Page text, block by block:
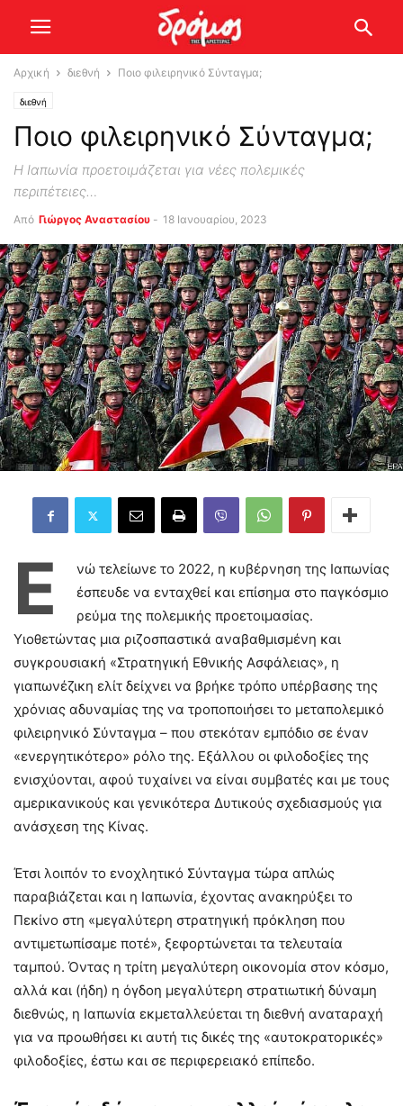
Αρχική διεθνή Ποιο φιλειρηνικό Σύνταγμα;
διεθνή
Ποιο φιλειρηνικό Σύνταγμα;
Η Ιαπωνία προετοιμάζεται για νέες πολεμικές
περιπέτειες…
Από Γιώργος Αναστασίου - 18 Ιανουαρίου, 2023
Ε
νώ τελείωνε το 2022, η κυβέρνηση της Ιαπωνίας
έσπευδε να ενταχθεί και επίσημα στο παγκόσμιο
ρεύμα της πολεμικής προετοιμασίας.
Υιοθετώντας μια ριζοσπαστικά αναβαθμισμένη και
συγκρουσιακή «Στρατηγική Εθνικής Ασφάλειας», η
γιαπωνέζικη ελίτ δείχνει να βρήκε τρόπο υπέρβασης της
χρόνιας αδυναμίας της να τροποποιήσει το μεταπολεμικό
φιλειρηνικό Σύνταγμα – που στεκόταν εμπόδιο σε έναν
«ενεργητικότερο» ρόλο της. Εξάλλου οι φιλοδοξίες της
ενισχύονται, αφού τυχαίνει να είναι συμβατές και με τους
αμερικανικούς και γενικότερα Δυτικούς σχεδιασμούς για
ανάσχεση της Κίνας.
Έτσι λοιπόν το ενοχλητικό Σύνταγμα τώρα απλώς
παραβιάζεται και η Ιαπωνία, έχοντας ανακηρύξει το
Πεκίνο στη «μεγαλύτερη στρατηγική πρόκληση που
αντιμετωπίσαμε ποτέ», ξεφορτώνεται τα τελευταία
ταμπού. Όντας η τρίτη μεγαλύτερη οικονομία στον κόσμο,
αλλά και (ήδη) η όγδοη μεγαλύτερη στρατιωτική δύναμη
διεθνώς, η Ιαπωνία εκμεταλλεύεται τη διεθνή αναταραχή
για να προωθήσει κι αυτή τις δικές της «αυτοκρατορικές»
φιλοδοξίες, έστω και σε περιφερειακό επίπεδο.